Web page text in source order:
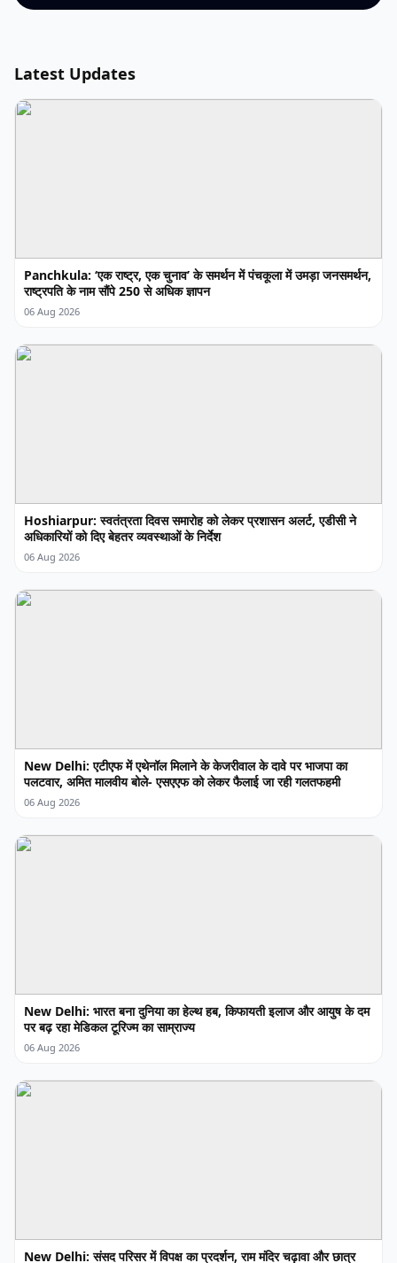
Latest Updates
Panchkula: ‘एक राष्ट्र, एक चुनाव’ के समर्थन में पंचकूला में उमड़ा जनसमर्थन,
राष्ट्रपति के नाम सौंपे 250 से अधिक ज्ञापन
06 Aug 2026
Hoshiarpur: स्वतंत्रता दिवस समारोह को लेकर प्रशासन अलर्ट, एडीसी ने
अधिकारियों को दिए बेहतर व्यवस्थाओं के निर्देश
06 Aug 2026
New Delhi: एटीएफ में एथेनॉल मिलाने के केजरीवाल के दावे पर भाजपा का
पलटवार, अमित मालवीय बोले- एसएएफ को लेकर फैलाई जा रही गलतफहमी
06 Aug 2026
New Delhi: भारत बना दुनिया का हेल्थ हब, किफायती इलाज और आयुष के दम
पर बढ़ रहा मेडिकल टूरिज्म का साम्राज्य
06 Aug 2026
New Delhi: संसद परिसर में विपक्ष का प्रदर्शन, राम मंदिर चढ़ावा और छात्र